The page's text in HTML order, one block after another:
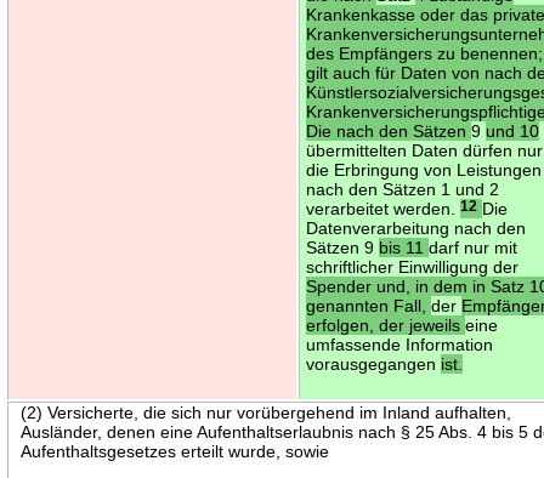
Krankenkasse oder das
des Empfängers zu
gilt auch für Daten von nach
Die nach den Sätzen9 und 10
übermittelten Daten dürfen
die Erbringung von Leistungen
nach den Sätzen 1 und 2
verarbeitet werden.12 Die
Datenverarbeitung nach den
Sätzen 9 bis 11darf nur mit
schriftlicher Einwilligung der
Spender und, in dem in Satz
genannten Fall,der
erfolgen, der jeweilseine
umfassende Information
vorausgegangen ist.
(2) Versicherte, die sich nur vorübergehend im Inland aufhalten,
Ausländer, denen eine Aufenthaltserlaubnis nach § 25 Abs. 4 bis 5
Aufenthaltsgesetzes erteilt wurde, sowie